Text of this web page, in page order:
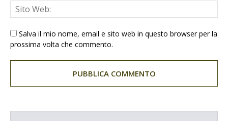
Salva il mio nome, email e sito web in questo browser per la
prossima volta che commento.